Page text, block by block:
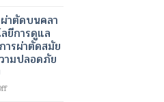
เร่ง
อัตรา
การ
เผา
ผลาญ
สแกน
fMRI
เพื่อ
ช่วย
ให้
ป่วย
าตัดบนคลา
ยีการดูแล
ารผ่าตัดสมัย
ามปลอดภัย
on